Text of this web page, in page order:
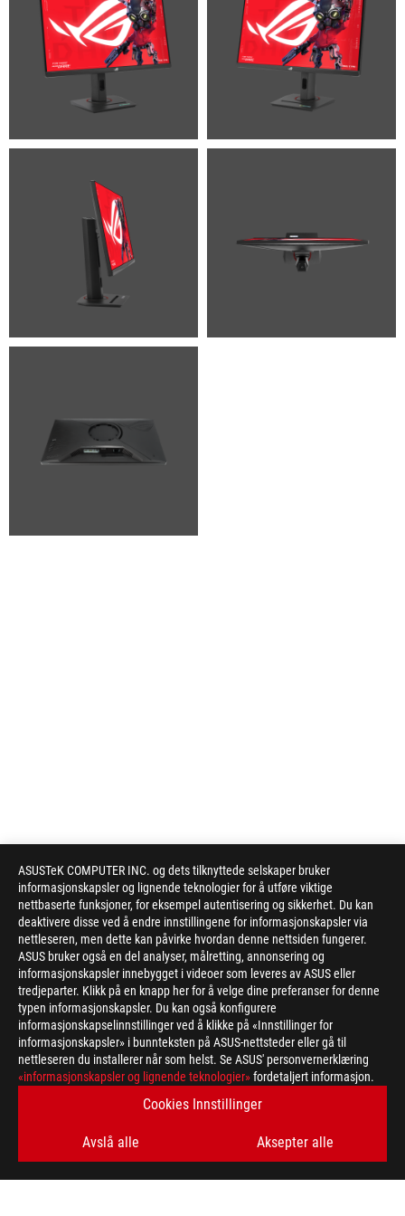
ASUSTeK COMPUTER INC. og dets tilknyttede selskaper bruker
informasjonskapsler og lignende teknologier for å utføre viktige
nettbaserte funksjoner, for eksempel autentisering og sikkerhet. Du kan
deaktivere disse ved å endre innstillingene for informasjonskapsler via
nettleseren, men dette kan påvirke hvordan denne nettsiden fungerer.
ASUS bruker også en del analyser, målretting, annonsering og
informasjonskapsler innebygget i videoer som leveres av ASUS eller
tredjeparter. Klikk på en knapp her for å velge dine preferanser for denne
typen informasjonskapsler. Du kan også konfigurere
informasjonskapselinnstillinger ved å klikke på «Innstillinger for
informasjonskapsler» i bunnteksten på ASUS-nettsteder eller gå til
nettleseren du installerer når som helst. Se ASUS' personvernerklæring
«informasjonskapsler og lignende teknologier»fordetaljert informasjon.
Cookies Innstillinger
Avslå alle Aksepter alle
ASUS
Footer
> GAMING MONITORS > MONITORS FILTER